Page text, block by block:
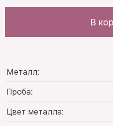
В
Металл:
Проба:
Цвет металла: